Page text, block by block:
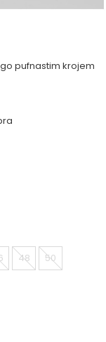
pufnastim krojem
48 50